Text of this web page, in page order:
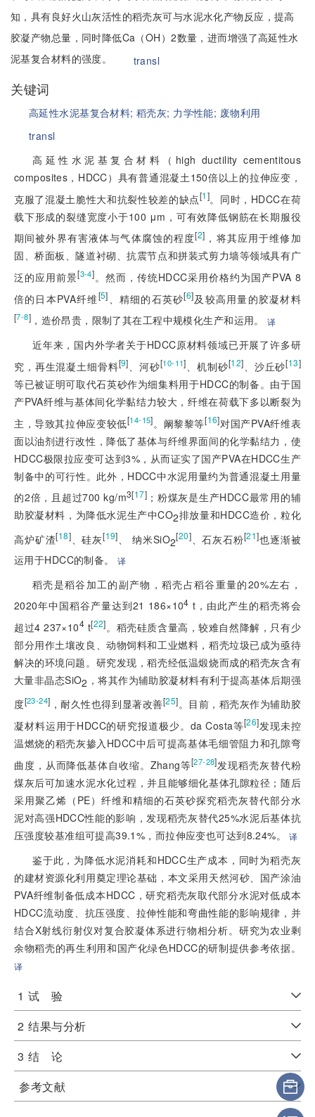
知，具有良好火山灰活性的稻壳灰可与水泥水化产物反应，提高
胶凝产物总量，同时降低Ca（OH）2数量，进而增强了高延性水
泥基复合材料的强度。
transl
关键词
高延性水泥基复合材料;稻壳灰; 力学性能; 废物利用
transl
高延性水泥基复合材料（high ductility cementitous
composites，HDCC）具有普通混凝土150倍以上的拉伸应变，
克服了混凝土脆性大和抗裂性较差的缺点[1]。同时，HDCC在荷
载下形成的裂缝宽度小于100 μm，可有效降低钢筋在长期服役
期间被外界有害液体与气体腐蚀的程度[2] ，将其应用于维修加
固、桥面板、隧道衬砌、抗震节点和拼装式剪力墙等领域具有广
泛的应用前景[3-4]。然而，传统HDCC采用价格约为国产PVA 8
倍的日本PVA纤维[5] 、精细的石英砂[6]及较高用量的胶凝材料
[7-8] ，造价昂贵，限制了其在工程中规模化生产和运用。译
近年来，国内外学者关于HDCC原材料领域已开展了许多研
究，再生混凝土细骨料[9] 、河砂[10-11] 、机制砂[12] 、沙丘砂[13]
等已被证明可取代石英砂作为细集料用于HDCC的制备。由于国
产PVA纤维与基体间化学黏结力较大，纤维在荷载下多以断裂为
主，导致其拉伸应变较低[14-15]。阚黎黎等[16]对国产PVA纤维表
面以油剂进行改性，降低了基体与纤维界面间的化学黏结力，使
HDCC极限拉应变可达到3%，从而证实了国产PVA在HDCC生产
制备中的可行性。此外，HDCC中水泥用量约为普通混凝土用量
的2倍，且超过700 kg/m3[17] ；粉煤灰是生产HDCC最常用的辅
助胶凝材料，为降低水泥生产中CO2排放量和HDCC造价，粒化
高炉矿渣[18] 、硅灰[19] 、 纳米SiO2[20] 、石灰石粉[21]也逐渐被
运用于HDCC的制备。译
稻壳是稻谷加工的副产物，稻壳占稻谷重量的20%左右，
2020年中国稻谷产量达到21 186×104 t，由此产生的稻壳将会
超过4 237×104 t[22]。稻壳硅质含量高，较难自然降解，只有少
部分用作土壤改良、动物饲料和工业燃料，稻壳垃圾已成为亟待
解决的环境问题。研究发现，稻壳经低温煅烧而成的稻壳灰含有
大量非晶态SiO2 ，将其作为辅助胶凝材料有利于提高基体后期强
度[23-24] ，耐久性也得到显著改善[25]。目前，稻壳灰作为辅助胶
凝材料运用于HDCC的研究报道极少。da Costa等[26]发现未控
温燃烧的稻壳灰掺入HDCC中后可提高基体毛细管阻力和孔隙弯
曲度，从而降低基体自收缩。Zhang等[27-28]发现稻壳灰替代粉
煤灰后可加速水泥水化过程，并且能够细化基体孔隙粒径；随后
采用聚乙烯（PE）纤维和精细的石英砂探究稻壳灰替代部分水
泥对高强HDCC性能的影响，发现稻壳灰替代25%水泥后基体抗
压强度较基准组可提高39.1%，而拉伸应变也可达到8.24%。译
鉴于此，为降低水泥消耗和HDCC生产成本，同时为稻壳灰
的建材资源化利用奠定理论基础，本文采用天然河砂、国产涂油
PVA纤维制备低成本HDCC，研究稻壳灰取代部分水泥对低成本
HDCC流动度、抗压强度、拉伸性能和弯曲性能的影响规律，并
结合X射线衍射仪对复合胶凝体系进行物相分析。研究为农业剩
余物稻壳的再生利用和国产化绿色HDCC的研制提供参考依据。
译
1 试 验
2 结果与分析
3 结 论
参考文献